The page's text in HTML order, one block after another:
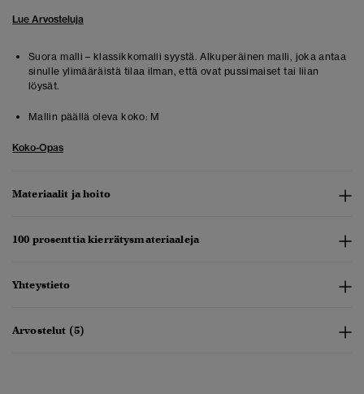
Lue Arvosteluja
Suora malli – klassikkomalli syystä. Alkuperäinen malli, joka antaa
sinulle ylimääräistä tilaa ilman, että ovat pussimaiset tai liian
löysät.
Mallin päällä oleva koko: M
Koko-Opas
Materiaalit ja hoito
100 prosenttia kierrätysmateriaaleja
Yhteystieto
Arvostelut (5)